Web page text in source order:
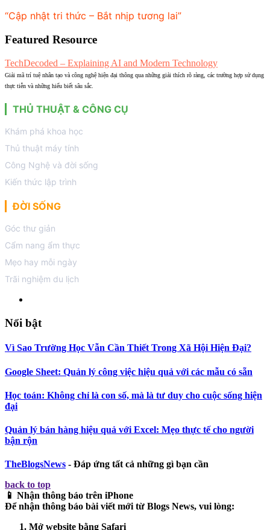
“Cập nhật tri thức – Bắt nhịp tương lai”
Featured Resource
TechDecoded – Explaining AI and Modern Technology
Giải mã trí tuệ nhân tạo và công nghệ hiện đại thông qua những giải thích rõ ràng, các trường hợp sử dụng
thực tiễn và những hiểu biết sâu sắc.
THỦ THUẬT & CÔNG CỤ
Khám phá khoa học
Thủ thuật máy tính
Công Nghệ và đời sống
Kiến thức lập trình
ĐỜI SỐNG
Góc thư giản
Cẩm nang ẩm thực
Mẹo hay mỗi ngày
Trãi nghiệm du lịch
Nổi bật
Vì Sao Trường Học Vẫn Cần Thiết Trong Xã Hội Hiện Đại?
Google Sheet: Quản lý công việc hiệu quả với các mẫu có sẵn
Học toán: Không chỉ là con số, mà là tư duy cho cuộc sống hiện
đại
Quản lý bán hàng hiệu quả với Excel: Mẹo thực tế cho người
bận rộn
TheBlogsNews - Đáp ứng tất cả những gì bạn cần
back to top
📱 Nhận thông báo trên iPhone
Để nhận thông báo bài viết mới từ Blogs News, vui lòng:
Mở website bằng Safari